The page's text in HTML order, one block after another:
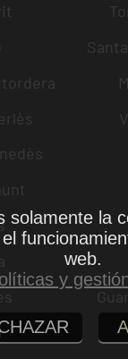
solamente la
web.
y